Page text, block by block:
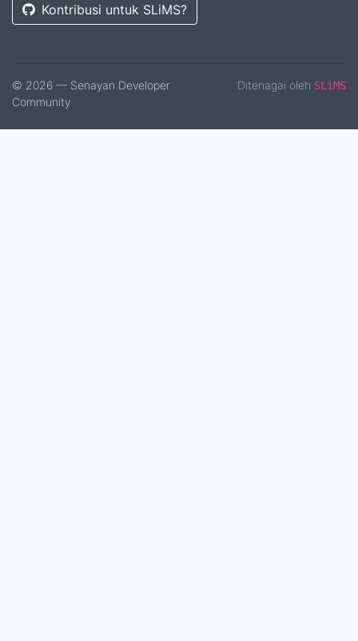
Kontribusi untuk SLiMS?
© 2026 — Senayan Developer
Community
Ditenagai oleh SLiMS